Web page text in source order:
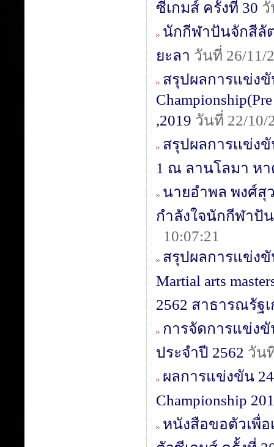
ซีเกมส์ ครั้งที่ 30 วั
นักกีฬาปันจักสีลั
ยะลา วันที่ 26/11/
สรุปผลการแข่งขัน
,2019 วันที่ 22/10/
สรุปผลการเเข่ง
1 ณ ลานโลมา หา
นายอำพล พงศ์สุ
กำลังใจนักกีฬาปั
10:07:21
สรุปผลการแข่งขั
Martial arts
2562 สาธารณรัฐ
การจัดการแข่ง
ประจำปี 2562 วัน
ผลการแข่งขัน
Championship
หนังสือขอตัวเพื่อ